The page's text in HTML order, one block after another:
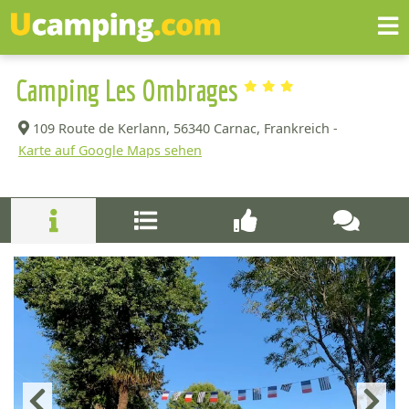
Camping Les Ombrages
109 Route de Kerlann, 56340 Carnac, Frankreich -
Karte auf Google Maps sehen